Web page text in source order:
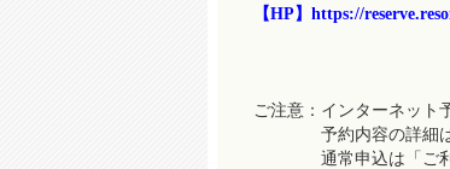
【HP】 https://
ご注意：インターネット
予約内容の詳細はリ
通常申込は「ご利用